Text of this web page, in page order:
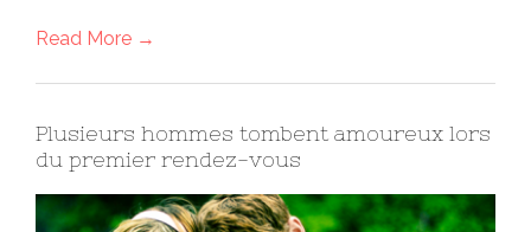
Read More →
Plusieurs hommes tombent amoureux lors
du premier rendez-vous